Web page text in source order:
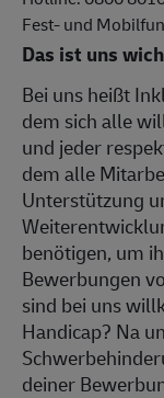
Fest- und
Das ist uns
Bei uns heißt
dem sich alle
und jeder
dem alle
Unterstützung
benötigen, um
Bewerbungen
sind bei uns
Handicap? Na
deiner